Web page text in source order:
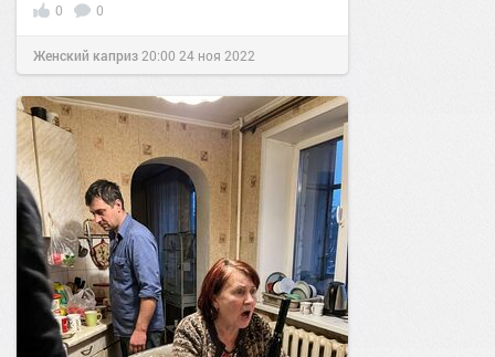
0 0
Женский каприз 20:00 24 ноя 2022